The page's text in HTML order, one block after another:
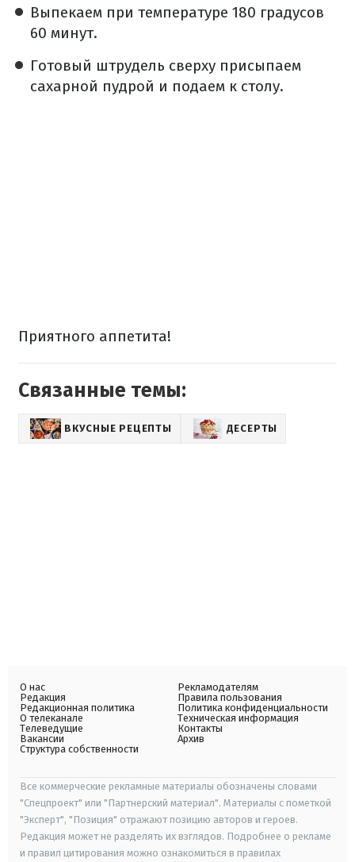
Выпекаем при температуре 180 градусов
60 минут.
Готовый штрудель сверху присыпаем
сахарной пудрой и подаем к столу.
Приятного аппетита!
Связанные темы:
ВКУСНЫЕ РЕЦЕПТЫ ДЕСЕРТЫ
О нас
Редакция
Редакционная политика
О телеканале
Телеведущие
Вакансии
Структура собственности
Рекламодателям
Правила пользования
Политика конфиденциальности
Техническая информация
Контакты
Архив
Все коммерческие рекламные материалы обозначены словами
"Спецпроект" или "Партнерский материал". Материалы с пометкой
"Эксперт", "Позиция" отражают позицию авторов и героев.
Редакция может не разделять их взглядов. Подробнее о рекламе
и правил цитирования можно ознакомиться в правилах